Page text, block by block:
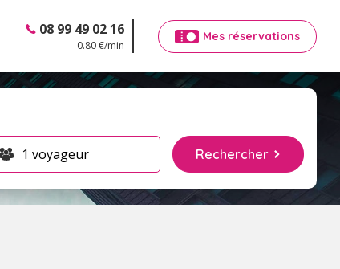
08 99 49 02 16
0.80 €/min
Mes réservations
Rechercher